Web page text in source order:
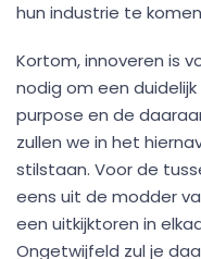
hun industrie te
Kortom, innoveren is
nodig om een
purpose en de
zullen we in het
stilstaan. Voor de
eens uit de modder
een uitkijktoren in
Ongetwijfeld zul je